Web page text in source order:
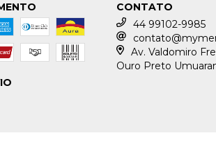
CONTATO
44 99102-9985
Av. Valdomiro
Ouro Preto